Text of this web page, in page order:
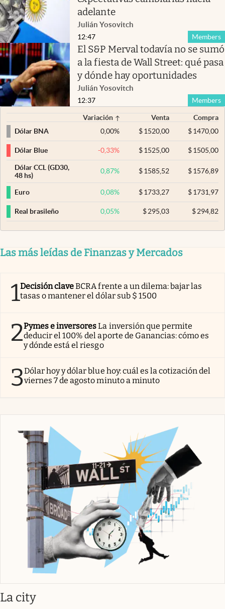
adelante
Julián Yosovitch
Members
12:47
El S&P Merval todavía no se sumó
a la fiesta de Wall Street: qué pasa
y dónde hay oportunidades
Julián Yosovitch
Members
12:37
Variación Venta
Compra
Dólar BNA
0,00% $ 1520,00 $1470,00
Dólar Blue -0,33% $ 1525,00 $1505,00
Dólar CCL (GD30,
48 hs)
0,87% $ 1585,52 $1576,89
Euro 0,08% $ 1733,27 $1731,97
Real brasileño 0,05% $ 295,03 $294,82
Las más leídas de Finanzas y Mercados
1Decisión claveBCRA frente a un dilema: bajar las
tasas o mantener el dólar sub $ 1500
2Pymes e inversoresLa inversión que permite
deducir el 100% del aporte de Ganancias: cómo es
y dónde está el riesgo
3Dólar hoy y dólar blue hoy: cuál es la cotización del
viernes 7 de agosto minuto a minuto
La cityabre en nueva pestaña